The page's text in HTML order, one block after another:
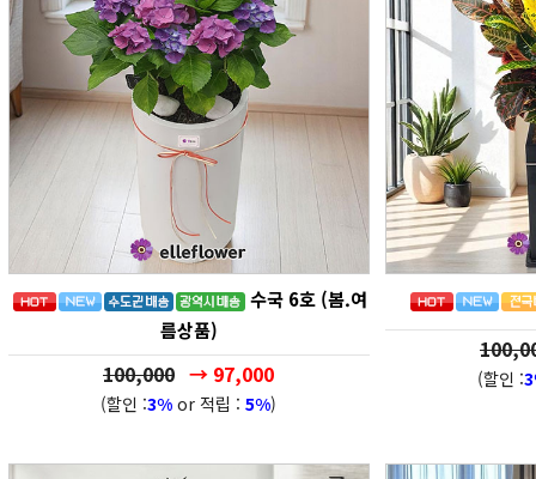
수국 6호 (봄.여
름상품)
100,000 → 97,000
(할인 :3% or 적립 : 5%)
(할인 :